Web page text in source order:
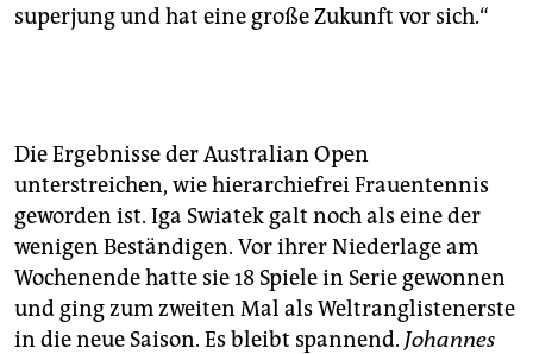
superjung und hat eine große Zukunft vor sich.“
Die Ergebnisse der Australian Open
unterstreichen, wie hierarchiefrei Frauentennis
geworden ist. Iga Swiatek galt noch als eine der
wenigen Beständigen. Vor ihrer Niederlage am
Wochenende hatte sie 18 Spiele in Serie gewonnen
und ging zum zweiten Mal als Weltranglistenerste
in die neue Saison. Es bleibt spannend. Johannes